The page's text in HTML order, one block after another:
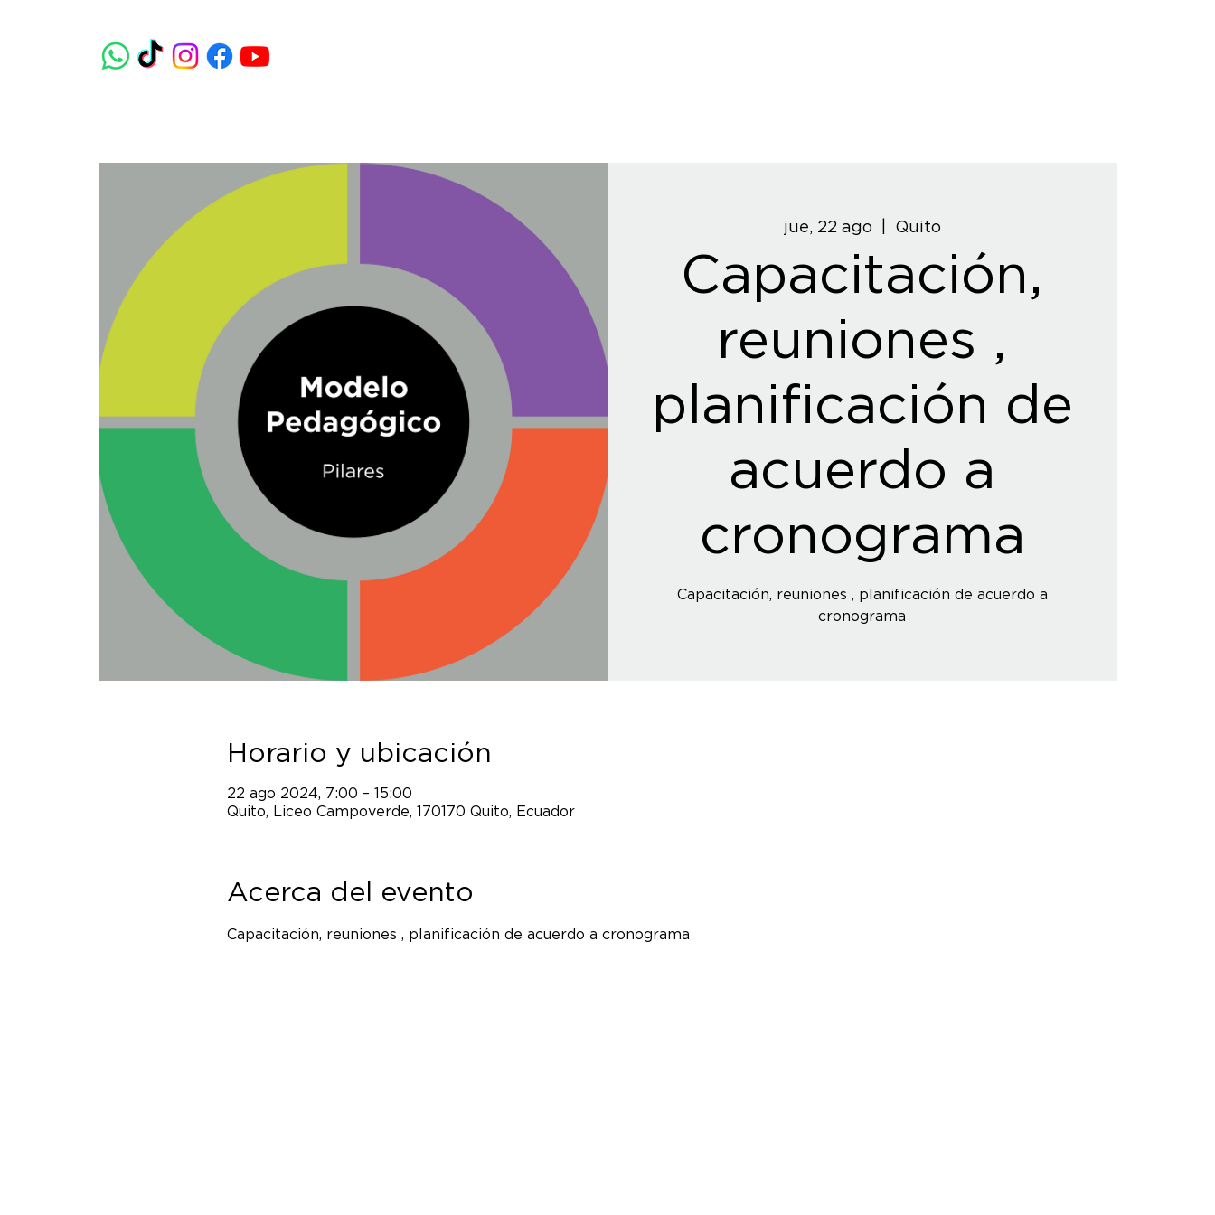
jue, 22 ago Quito
Capacitación,
reuniones ,
planificación de
acuerdo a
cronograma
Capacitación, reuniones , planificación de acuerdo a
cronograma
Horario y ubicación
22 ago 2024, 7:00 – 15:00
Quito, Liceo Campoverde, 170170 Quito, Ecuador
Acerca del evento
Capacitación, reuniones , planificación de acuerdo a cronograma